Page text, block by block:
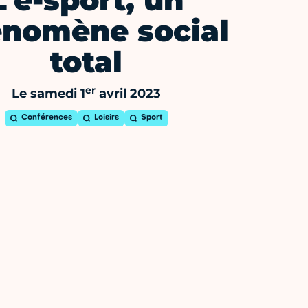
social
total
Le samedi 1er avril 2023
Conférences Loisirs Sport